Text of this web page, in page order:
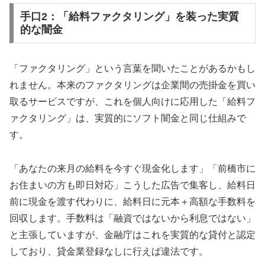
手口2：「給料ファクタリング」を装った実質
的な闇金
「ファクタリング」という言葉を聞いたことがあるかもし
れません。本来のファクタリングは企業間の売掛金を買い
取るサービスですが、これを個人向けに応用した「給料フ
ァクタリング」は、実質的にソフト闇金と同じ仕組みで
す。
「あなたの来月の給料を今すぐ現金化します」「前橋市に
お住まいの方も即日対応」こうした広告で集客し、給料日
前に現金を渡す代わりに、給料日に元本＋高額な手数料を
回収します。手数料は「融資ではないから利息ではない」
と主張していますが、金融庁はこれを実質的な貸付と認定
しており、貸金業登録なしに行えば違法です。